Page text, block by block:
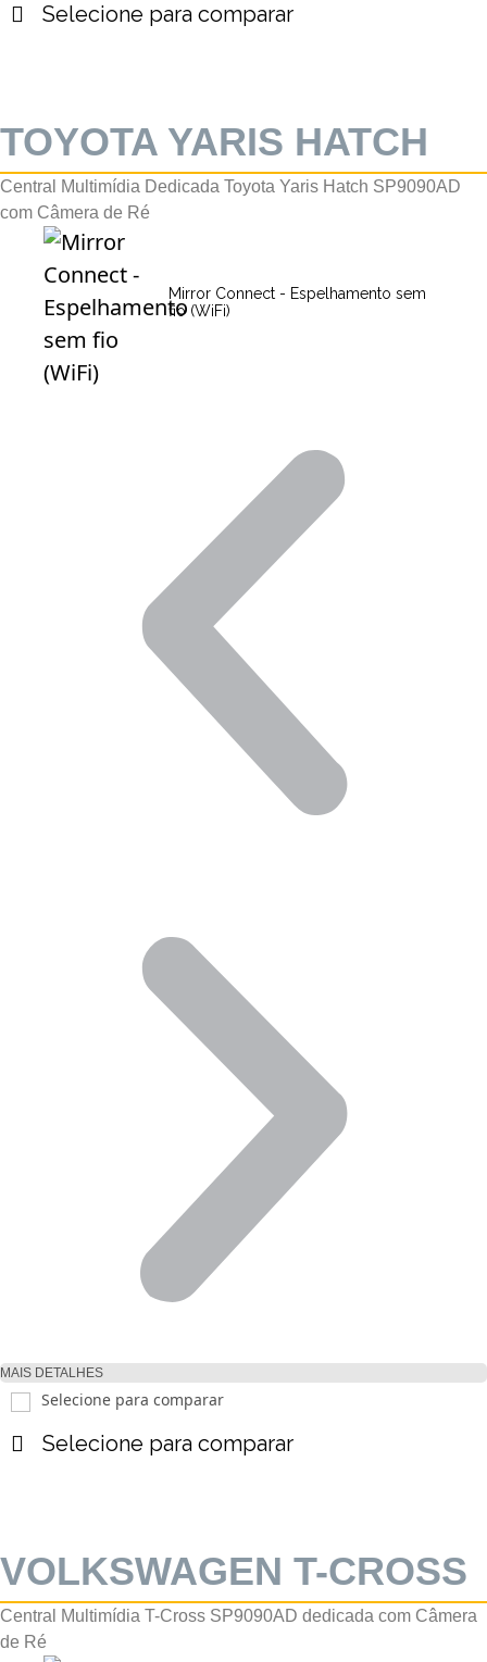
Selecione para comparar
TOYOTA YARIS HATCH
Central Multimídia Dedicada Toyota Yaris Hatch SP9090AD
com Câmera de Ré
Mirror Connect - Espelhamento sem
fio (WiFi)
MAIS DETALHES
Selecione para comparar
Selecione para comparar
VOLKSWAGEN T-CROSS
Central Multimídia T-Cross SP9090AD dedicada com Câmera
de Ré